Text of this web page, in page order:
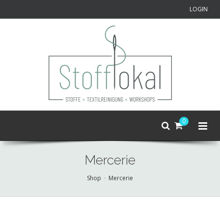
LOGIN
0
Mercerie
Shop Mercerie